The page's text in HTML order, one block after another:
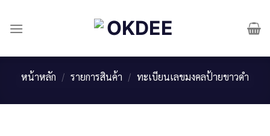
content
หน้าหลัก / รายการสินค้า / ทะเบียนเลขมงคลป้ายขาวดำ